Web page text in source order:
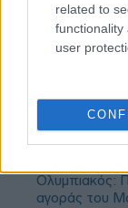
related to
functionality
user
Ολυμπιακός:
αγοράς του